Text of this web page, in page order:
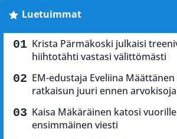
Luetuimmat
Krista Pärmäkoski julkaisi
hiihtotähti vastasi välittömästi
EM-edustaja Eveliina
ratkaisun juuri ennen arvokisoja
Kaisa Mäkäräinen katosi
ensimmäinen viesti